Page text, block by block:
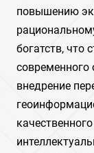
повышению
богатств, что
современного
внедрение